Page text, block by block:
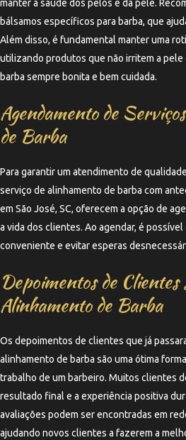
manter a saúde dos pelos e da pele.
bálsamos específicos para barba, que
Além disso, é fundamental manter uma
utilizando produtos que não irritem a pele
barba sempre bonita e bem cuidada.
Agendamento de
de Barba
Para garantir um atendimento de
serviço de alinhamento de barba com
em São José, SC, oferecem a opção de
a vida dos clientes. Ao agendar, é
conveniente e evitar esperas
Depoimentos de Clientes
Alinhamento de Barba
Os depoimentos de clientes que já
alinhamento de barba são uma ótima
trabalho de um barbeiro. Muitos clientes
resultado final e a experiência positiva
avaliações podem ser encontradas em
ajudando novos clientes a fazerem a